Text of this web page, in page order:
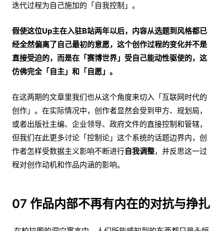
迭代过程为自己施加的「自我控制」。
假使这位Up主在入驻B站两年以后，内容从选题到风格都已
经全然偏离了自己最初的意愿，这个创作过程的变化并不是
直接受迫的，而是在「赛博世界」受自己能动性驱使的，这
仿佛完全「自主」和「自愿」。
在这两期的文章里我们也从这个角度来切入「互联网时代的
创作」。在实际情况中，创作者显然会受到甲方、规划局，
或者出版社主编、企业领导、政府文件的直接控制和管辖，
但我们在此更多讨论「控制论」这个系统的话题边界内，创
作者怎样受数据主义影响不断进行自我调整，并反思这一过
程对创作动机和作品内涵的影响。
07 作品内部不再有内在的对抗与挣扎